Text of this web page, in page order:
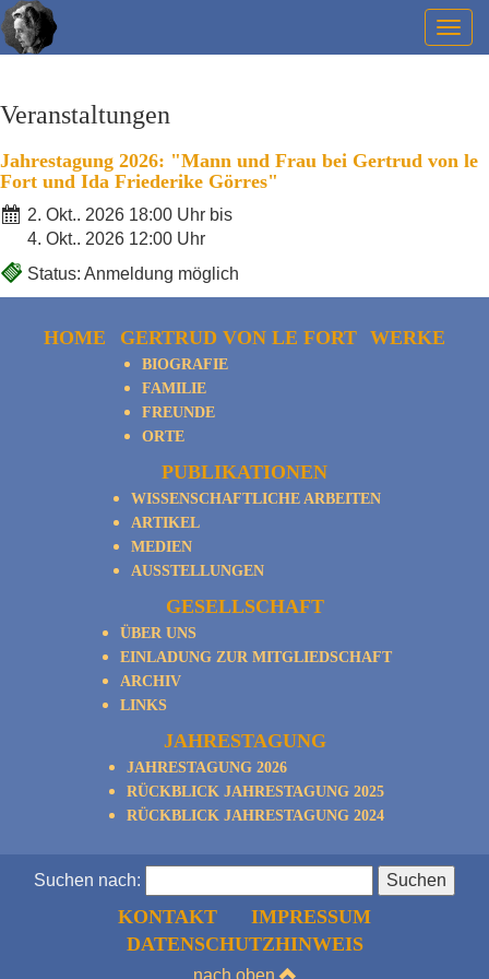
Veranstaltungen
Jahrestagung 2026: "Mann und Frau bei Gertrud von le
Fort und Ida Friederike Görres"
2. Okt.. 2026 18:00 Uhr bis
4. Okt.. 2026 12:00 Uhr
Status: Anmeldung möglich
HOME GERTRUD VON LE FORT
BIOGRAFIE
FAMILIE
FREUNDE
ORTE
WERKE
PUBLIKATIONEN
WISSENSCHAFTLICHE ARBEITEN
ARTIKEL
MEDIEN
AUSSTELLUNGEN
GESELLSCHAFT
ÜBER UNS
EINLADUNG ZUR MITGLIEDSCHAFT
ARCHIV
LINKS
JAHRESTAGUNG
JAHRESTAGUNG 2026
RÜCKBLICK JAHRESTAGUNG 2025
RÜCKBLICK JAHRESTAGUNG 2024
Suchen nach:
KONTAKT
IMPRESSUM
DATENSCHUTZHINWEIS
nach oben